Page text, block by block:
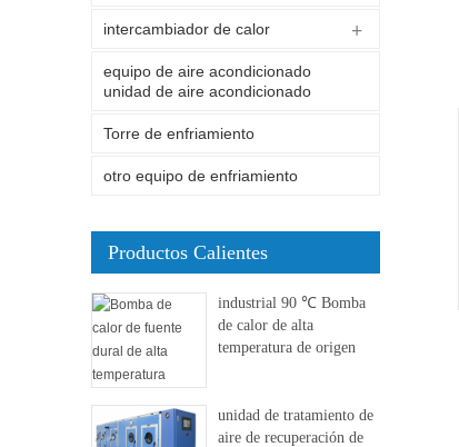
intercambiador de calor
equipo de aire acondicionado
unidad de aire acondicionado
Torre de enfriamiento
otro equipo de enfriamiento
Productos Calientes
industrial 90 ℃ Bomba
de calor de alta
temperatura de origen
unidad de tratamiento de
aire de recuperación de